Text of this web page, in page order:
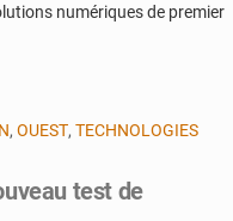
numériques de premier
, OUEST, TECHNOLOGIES
test de